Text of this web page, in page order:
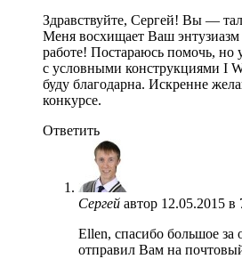
Здравствуйте, Сергей! Вы —
Меня восхищает Ваш энтузиазм
работе! Постараюсь помочь, но
с условными конструкциями I
буду благодарна. Искренне
конкурсе.
Ответить
Сергей автор 12.05.2015 в
Ellen, спасибо большое за
отправил Вам на